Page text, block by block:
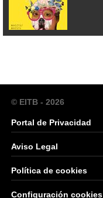
© EITB - 2026
Portal de Privacidad
Aviso Legal
Política de cookies
Configuración cookies